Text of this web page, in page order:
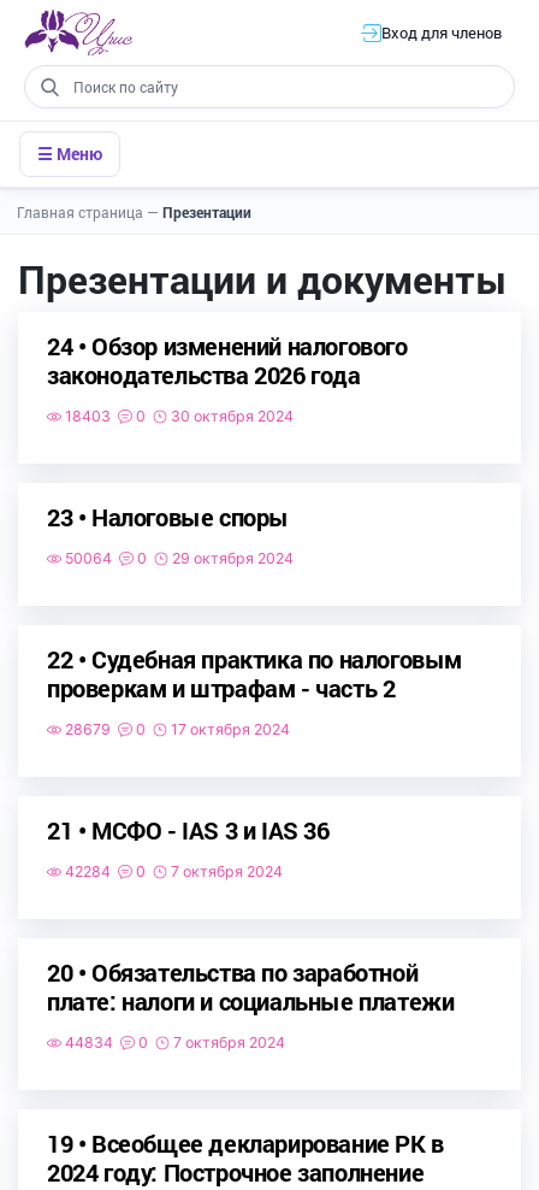
Вход для членов
☰ Меню
Главная страница — Презентации
Презентации и документы
24 • Обзор изменений налогового
законодательства 2026 года
18403 0 30 октября 2024
23 • Налоговые споры
50064 0 29 октября 2024
22 • Судебная практика по налоговым
проверкам и штрафам - часть 2
28679 0 17 октября 2024
21 • МСФО - IAS 3 и IAS 36
42284 0 7 октября 2024
20 • Обязательства по заработной
плате: налоги и социальные платежи
44834 0 7 октября 2024
19 • Всеобщее декларирование РК в
2024 году: Построчное заполнение